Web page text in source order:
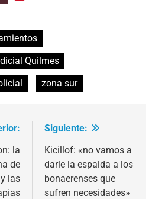
Quilmes
zona sur
la
de
las
Siguiente:
Kicillof: «no vamos a
darle la espalda a los
bonaerenses que
sufren necesidades»